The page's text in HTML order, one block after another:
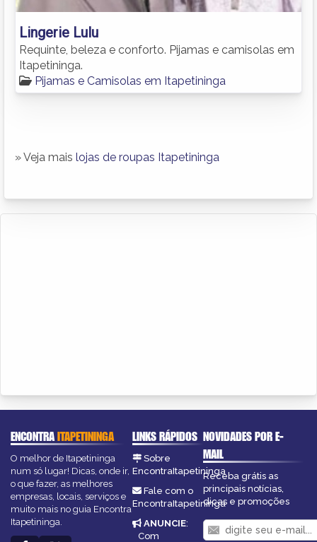
Lingerie Lulu
Requinte, beleza e conforto. Pijamas e camisolas em
Itapetininga.
Pijamas e Camisolas em Itapetininga
» Veja mais lojas de roupas Itapetininga
ENCONTRAITAPETININGA
O melhor de Itapetininga
num só lugar! Dicas, onde ir,
o que fazer, as melhores
empresas, locais, serviços e
muito mais no guia Encontra
Itapetininga.
LINKS RÁPIDOS
Sobre
EncontraItapetininga
Fale com o
EncontraItapetininga
ANUNCIE:
Com
NOVIDADES POR E-
MAIL
Receba grátis as
principais notícias,
dicas e promoções